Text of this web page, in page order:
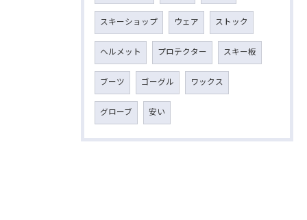
スキーショップ ウェア ストック
ヘルメット プロテクター スキー板
ブーツ ゴーグル ワックス
グローブ 安い